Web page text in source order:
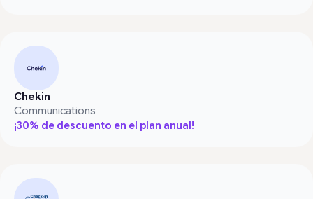
Chekin
Communications
¡30% de descuento en el plan anual!